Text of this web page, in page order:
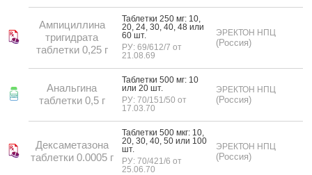
Ампициллина
тригидрата
таблетки 0,25 г
Таб­летки 250 мг: 10,
20, 24, 30, 40, 48 или
60 шт.
РУ: 69/612/7 от
21.08.69
ЭРЕКТОН НПЦ
(Россия)
Анальгина
таблетки 0,5 г
Таб­летки 500 мг: 10
или 20 шт.
РУ: 70/151/50 от
17.03.70
ЭРЕКТОН НПЦ
(Россия)
Дексаметазона
таблетки 0.0005 г
Таб­летки 500 мкг: 10,
20, 30, 40, 50 или 100
шт.
РУ: 70/421/6 от
25.06.70
ЭРЕКТОН НПЦ
(Россия)